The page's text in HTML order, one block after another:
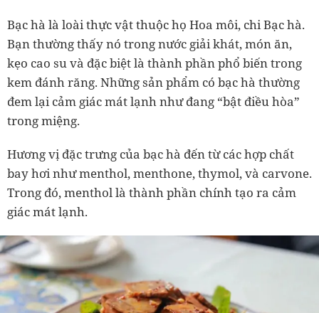
Bạc hà là loài thực vật thuộc họ Hoa môi, chi Bạc hà.
Bạn thường thấy nó trong nước giải khát, món ăn,
kẹo cao su và đặc biệt là thành phần phổ biến trong
kem đánh răng. Những sản phẩm có bạc hà thường
đem lại cảm giác mát lạnh như đang “bật điều hòa”
trong miệng.
Hương vị đặc trưng của bạc hà đến từ các hợp chất
bay hơi nhưmenthol, menthone, thymol, và carvone.
Trong đó,menthollà thành phần chính tạo ra cảm
giác mát lạnh.